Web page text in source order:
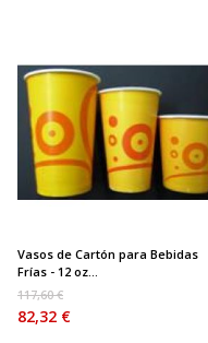
Vasos de Cartón para Bebidas
Frías - 12 oz...
117,60 €
82,32 €